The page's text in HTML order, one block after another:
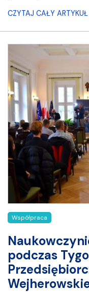
CZYTAJ CAŁY ARTYKUŁ
Współpraca
podczas